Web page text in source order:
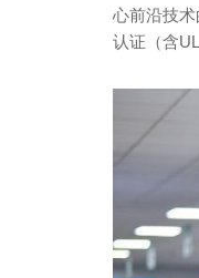
心前沿技
认证（含